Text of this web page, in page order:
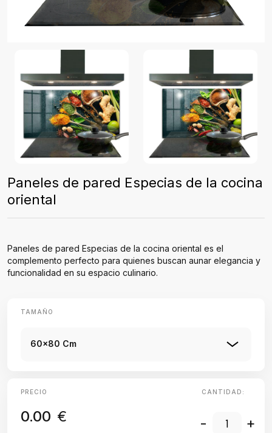
Paneles de pared Especias de la cocina
oriental
Paneles de pared Especias de la cocina oriental es el
complemento perfecto para quienes buscan aunar elegancia y
funcionalidad en su espacio culinario.
TAMAÑO
60x80 Cm
PRECIO
0.00 €
CANTIDAD:
- +